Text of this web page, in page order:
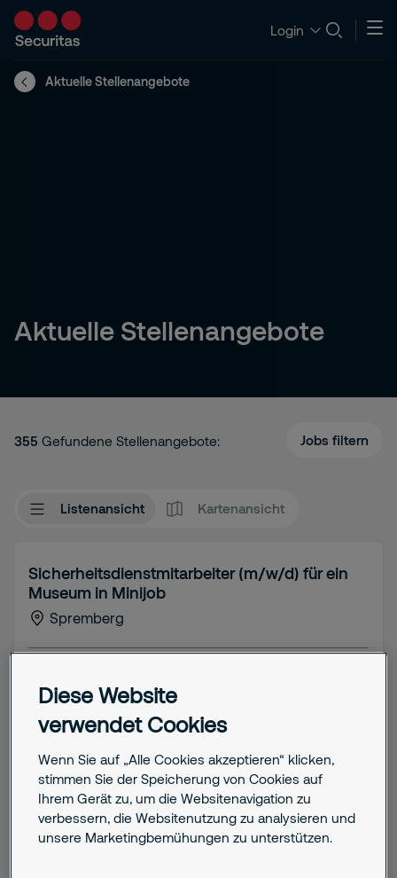
Login
Aktuelle Stellenangebote
Aktuelle Stellenangebote
355 Gefundene Stellenangebote: Jobs filtern
Listenansicht Kartenansicht
Sicherheitsdienstmitarbeiter (m/w/d) für ein
Museum in Minijob
Spremberg
Berufseinstieg (bis 3 Jahre)
Stelle anzeigen
Diese Website
verwendet Cookies
Wenn Sie auf „Alle Cookies akzeptieren“ klicken,
stimmen Sie der Speicherung von Cookies auf
Ihrem Gerät zu, um die Websitenavigation zu
verbessern, die Websitenutzung zu analysieren und
unsere Marketingbemühungen zu unterstützen.